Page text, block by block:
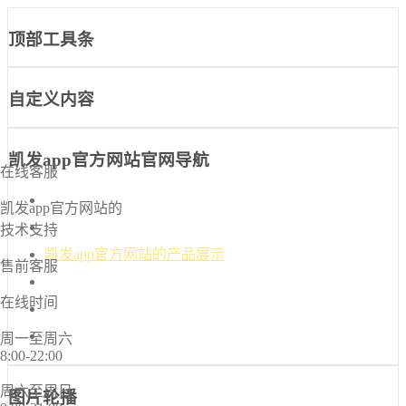
顶部工具条
自定义内容
凯发app官方网站官网导航
凯发app官方网站-凯发k8国际官网首页入口
凯发k8国际官网首页入口的介绍
凯发app官方网站的产品展示
诚信档案
联系凯发app官方网站
图片轮播
在线客服
凯发app官方网站的
技术支持
售前客服
在线时间
周一至周六
8:00-22:00
周六至周日